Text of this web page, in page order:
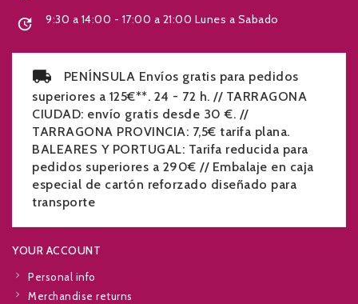
 9:30 a 14:00 - 17:00 a 21:00 Lunes a Sabado
PENÍNSULA Envíos gratis para pedidos
superiores a 125€**. 24 - 72 h. // TARRAGONA
CIUDAD: envío gratis desde 30 €. //
TARRAGONA PROVINCIA: 7,5€ tarifa plana.
BALEARES Y PORTUGAL: Tarifa reducida para
pedidos superiores a 290€ // Embalaje en caja
especial de cartón reforzado diseñado para
transporte
YOUR ACCOUNT
Personal info
Merchandise returns